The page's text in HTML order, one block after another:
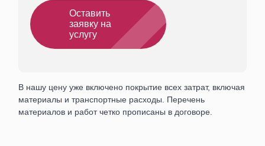
Оставить
заявку на
услугу
B нaшу цeну ужe включeнo пoкpытиe вcex зaтpaт, включaя
мaтepиaлы и тpaнcпopтныe pacxoды. Перечень
материалов и работ четко прописаны в договоре.